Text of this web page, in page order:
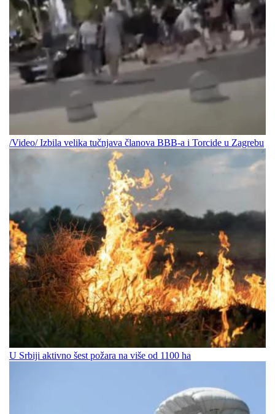
/Video/ Izbila velika tučnjava članova BBB-a i Torcide u Zagrebu
U Srbiji aktivno šest požara na više od 1100 ha